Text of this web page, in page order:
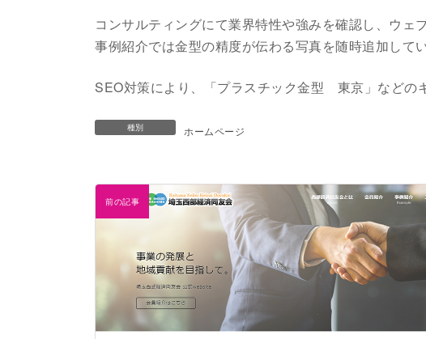
コンサルティングにて業界特性や強みを確認し、ウェ
事例紹介では金型の精度が伝わる写真を随時追加して
SEO対策により、「プラスチック金型 東京」などの
種別 ホームページ
前の記事